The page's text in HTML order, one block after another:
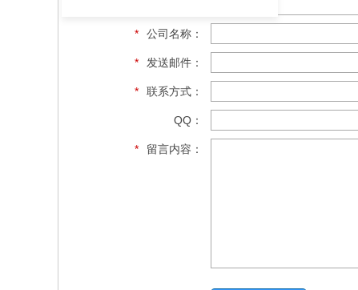
* 公司名称：
* 发送邮件：
* 联系方式：
QQ：
* 留言内容：